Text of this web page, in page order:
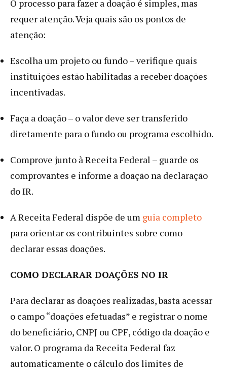
O processo para fazer a doação é simples, mas
requer atenção. Veja quais são os pontos de
atenção:
Escolha um projeto ou fundo – verifique quais
instituições estão habilitadas a receber doações
incentivadas.
Faça a doação – o valor deve ser transferido
diretamente para o fundo ou programa escolhido.
Comprove junto à Receita Federal – guarde os
comprovantes e informe a doação na declaração
do IR.
A Receita Federal dispõe de um guia completo
para orientar os contribuintes sobre como
declarar essas doações.
COMO DECLARAR DOAÇÕES NO IR
Para declarar as doações realizadas, basta acessar
o campo “doações efetuadas” e registrar o nome
do beneficiário, CNPJ ou CPF, código da doação e
valor. O programa da Receita Federal faz
automaticamente o cálculo dos limites de